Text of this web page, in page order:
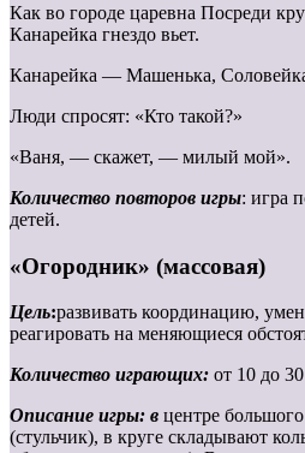
Как во городе царевна Посреди
Канарейка гнездо вьет.
Канарейка — Машенька,
Люди спросят: «Кто такой?»
«Ваня, — скажет, — милый мой».
Количество повторов игры: игра
детей.
«Огородник» (массовая)
Цель:развивать координацию,
реагировать на меняющиеся
Количество играющих: от 10 до
Описание игры: в центре
(стульчик), в круге складывают